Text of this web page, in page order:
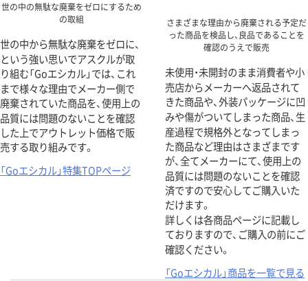
世の中の無駄な廃棄をゼロにするため
の取組
世の中から無駄な廃棄をゼロに、
という強い思いでアスクルが取
り組む「Goエシカル」では、これ
まで様々な理由でメーカー側で
廃棄されていた商品を、使用上の
品質には問題のないことを確認
した上でアウトレット価格で販
売する取り組みです。
「Goエシカル」特集TOPページ
さまざまな理由から廃棄される予定だ
った商品を検品し、良品であることを
確認のうえで販売
未使用・未開封のまま消費者や小
売店からメーカーへ返品されて
きた商品や、外装パッケージに凹
みや傷がついてしまった商品、生
産過程で規格外となってしまっ
た商品など理由はさまざまです
が、全てメーカーにて、使用上の
品質には問題のないことを確認
済ですので安心してご購入いた
だけます。
詳しくは各商品ページに記載し
ておりますので、ご購入の前にご
確認ください。
「Goエシカル」商品を一覧で見る